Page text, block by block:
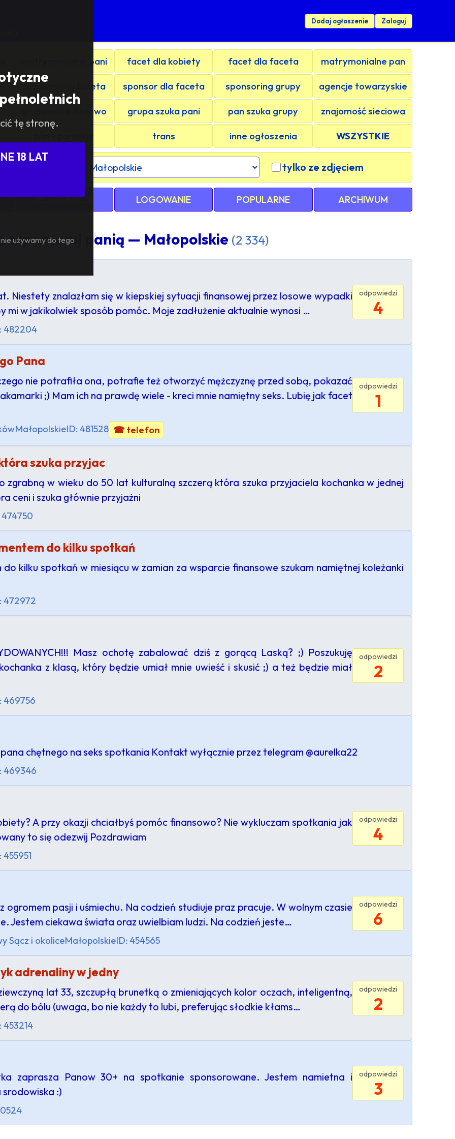
tę stronę.
18 LAT
używamy do tego
Dodaj ogłoszenie Zaloguj
matrymonialne pani facet dla kobiety facet dla faceta matrymonialne pan
zasponsoruj faceta sponsor dla faceta sponsoring grupy agencje towarzyskie
grupowo i odlotowo grupa szuka pani pan szuka grupy znajomość sieciowa
trans inne ogłoszenia WSZYSTKIE
/ kraju: tylko ze zdjęciem
REJESTRACJA LOGOWANIE POPULARNE ARCHIWUM
panią — Małopolskie (2 334)
Niestety znalazłam się w kiepskiej sytuacji finansowej przez losowe wypadki
mi w jakikolwiek sposób pomóc. Moje zadłużenie aktualnie wynosi …
482204
odpowiedzi
4
Pana
nie potrafiła ona, potrafie też otworzyć mężczyznę przed sobą, pokazać
;) Mam ich na prawdę wiele - kreci mnie namiętny seks. Lubię jak facet
MałopolskieID: 481528 ☎ telefon
odpowiedzi
1
szuka przyjac
zgrabną w wieku do 50 lat kulturalną szczerą która szuka przyjaciela kochanka w jednej
ceni i szuka głównie przyjażni
474750
do kilku spotkań
kilku spotkań w miesiącu w zamian za wsparcie finansowe szukam namiętnej koleżanki
472972
Masz ochotę zabalować dziś z gorącą Laską? ;) Poszukuję
z klasą, który będzie umiał mnie uwieść i skusić ;) a też będzie miał
469756
odpowiedzi
2
chętnego na seks spotkania Kontakt wyłącznie przez telegram @aurelka22
469346
A przy okazji chciałbyś pomóc finansowo? Nie wykluczam spotkania jak
to się odezwij Pozdrawiam
455951
odpowiedzi
4
pasji i uśmiechu. Na codzień studiuje praz pracuje. W wolnym czasie
Jestem ciekawa świata oraz uwielbiam ludzi. Na codzień jeste…
Sącz i okoliceMałopolskieID: 454565
odpowiedzi
6
adrenaliny w jedny
lat 33, szczupłą brunetką o zmieniających kolor oczach, inteligentną,
do bólu (uwaga, bo nie każdy to lubi, preferując słodkie kłams…
453214
odpowiedzi
2
zaprasza Panow 30+ na spotkanie sponsorowane. Jestem namietna i
:)
odpowiedzi
3